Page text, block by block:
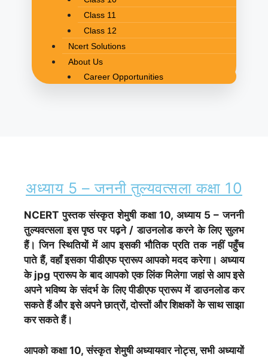
Class 11
Class 12
Ncert Solutions
About Us
Career Opportunities
अध्याय 5 – जननी तुल्यवत्सला कक्षा 10
NCERT पुस्तकसंस्कृत शेमुषी कक्षा 10, अध्याय 5 – जननी
तुल्यवत्सला इस पृष्ठ पर पढ़ने / डाउनलोड करने के लिए सुलभ
हैं। जिन स्थितियों में आप इसकी भौतिक प्रति तक नहीं पहुँच
पाते हैं, वहाँ इसका पीडीएफ प्रारूप आपको मदद करेगा। अध्याय
के jpg प्रारूप के बाद आपको एक लिंक मिलेगा जहां से आप इसे
अपने भविष्य के संदर्भ के लिए पीडीएफ प्रारूप में डाउनलोड कर
सकते हैं और इसे अपने छात्रों, दोस्तों और शिक्षकों के साथ साझा
कर सकते हैं।
आपको कक्षा 10,संस्कृत शेमुषीअध्यायवार नोट्स, सभी अध्यायों